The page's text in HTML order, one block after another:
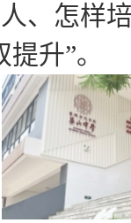
、怎样
升”。